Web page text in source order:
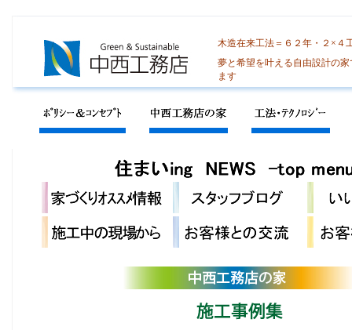
木造在来工法＝６２年・２×４
夢と希望を叶える自由設計の
ます